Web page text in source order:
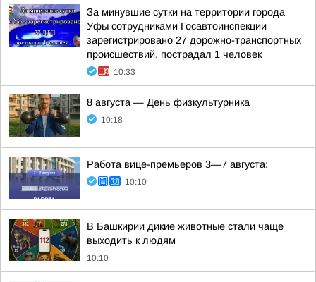
За минувшие сутки на территории города
Уфы сотрудниками Госавтоинспекции
зарегистрировано 27 дорожно-транспортных
происшествий, пострадал 1 человек
10:33
8 августа — День физкультурника
10:18
Работа вице-премьеров 3—7 августа:
10:10
В Башкирии дикие животные стали чаще
выходить к людям
10:10